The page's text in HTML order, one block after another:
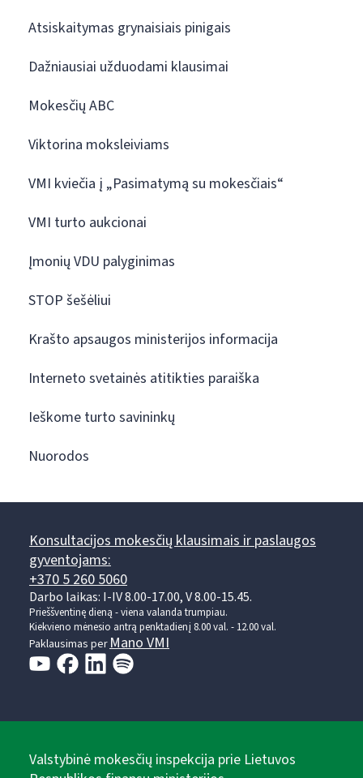
Atsiskaitymas grynaisiais pinigais
Dažniausiai užduodami klausimai
Mokesčių ABC
Viktorina moksleiviams
VMI kviečia į „Pasimatymą su mokesčiais“
VMI turto aukcionai
Įmonių VDU palyginimas
STOP šešėliui
Krašto apsaugos ministerijos informacija
Interneto svetainės atitikties paraiška
Ieškome turto savininkų
Nuorodos
Konsultacijos mokesčių klausimais ir paslaugos
gyventojams:
+370 5 260 5060
Darbo laikas: I-IV 8.00-17.00, V 8.00-15.45.
Prieššventinę dieną - viena valanda trumpiau.
Kiekvieno mėnesio antrą penktadienį 8.00 val. - 12.00 val.
Paklausimas perMano VMI
Valstybinė mokesčių inspekcija prie Lietuvos